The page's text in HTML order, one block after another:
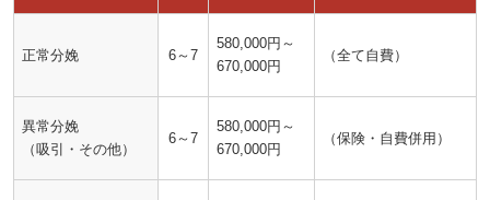
正常分娩 6～7
580,000円～
670,000円
（全て自費）
異常分娩
（吸引・その他）
6～7
580,000円～
670,000円
（保険・自費併用）